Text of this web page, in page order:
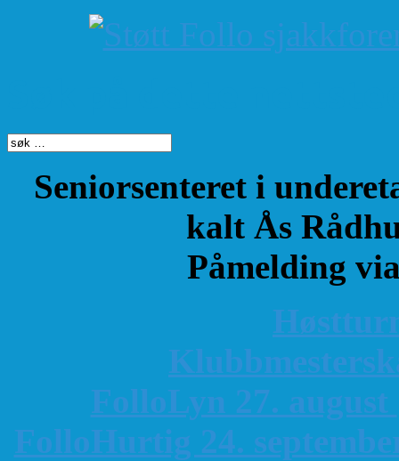
Seniorsenteret i
kalt Ås
Påmelding
K
FolloLyn 27. august
FolloHurtig 24.